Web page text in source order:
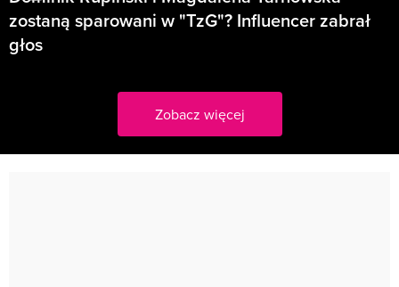
zostaną sparowani w "TzG"? Influencer zabrał
głos
Zobacz więcej